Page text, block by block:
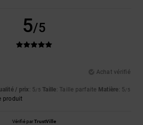
5/5
Achat vérifié
/ prix: 5/5 Taille: Taille parfaite Matière: 5/5
produit
Vérifié parTrustVille